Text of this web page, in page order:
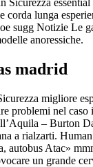
lunga
Notizie Le
anoressiche.
madrid
migliore
problemi nel
– Burton
a rialzarti.
autobus Atac»
un grande